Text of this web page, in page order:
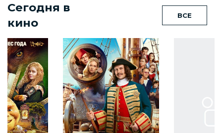
Сегодня в
кино
ВСЕ